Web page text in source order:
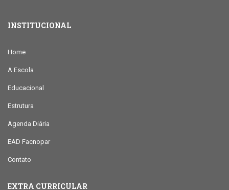
INSTITUCIONAL
Home
A Escola
Educacional
Estrutura
Agenda Diária
EAD Facnopar
Contato
EXTRA CURRICULAR